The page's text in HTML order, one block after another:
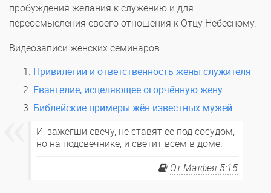
пробуждения желания к служению и для
переосмысления своего отношения к Отцу Небесному.
Видеозаписи женских семинаров:
Привилегии и ответственность жены служителя
Евангелие, исцеляющее огорчённую жену
Библейские примеры жён известных мужей
И, зажегши свечу, не ставят её под сосудом,
но на подсвечнике, и светит всем в доме.
От Матфея 5:15